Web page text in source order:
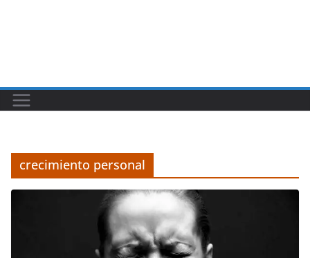
crecimiento personal